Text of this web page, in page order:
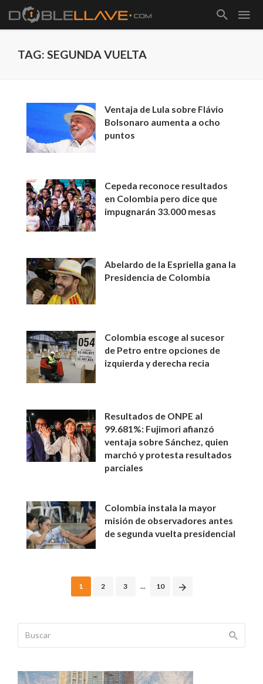
TAG: SEGUNDA VUELTA
Ventaja de Lula sobre Flávio
Bolsonaro aumenta a ocho
puntos
Cepeda reconoce resultados
en Colombia pero dice que
impugnarán 33.000 mesas
Abelardo de la Espriella gana la
Presidencia de Colombia
Colombia escoge al sucesor
de Petro entre opciones de
izquierda y derecha recia
Resultados de ONPE al
99.681%: Fujimori afianzó
ventaja sobre Sánchez, quien
marchó y protesta resultados
parciales
Colombia instala la mayor
misión de observadores antes
de segunda vuelta presidencial
1 2 3 ... 10